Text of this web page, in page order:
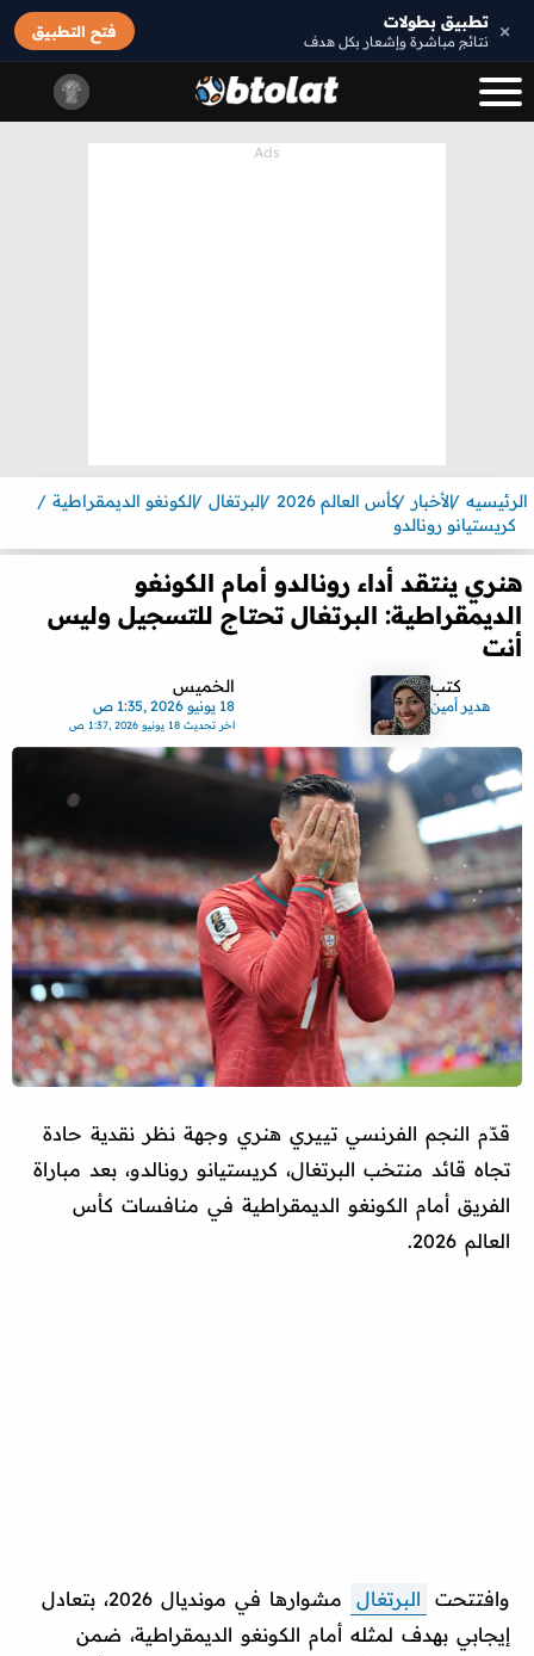
× تطبيق بطولات
نتائج مباشرة وإشعار بكل هدف
فتح التطبيق
الرئيسيه الأخبار كأس العالم 2026 البرتغال الكونغو الديمقراطية
كريستيانو رونالدو
هنري ينتقد أداء رونالدو أمام الكونغو
الديمقراطية: البرتغال تحتاج للتسجيل وليس
أنت
كتب
هدير أمين
الخميس
18 يونيو 2026 ,1:35 ص
اخر تحديث18 يونيو 2026 ,1:37 ص
قدّم النجم الفرنسي تييري هنري وجهة نظر نقدية حادة
تجاه قائد منتخب البرتغال، كريستيانو رونالدو، بعد مباراة
الفريق أمام الكونغو الديمقراطية في منافسات كأس
العالم 2026.
وافتتحت البرتغال
مشوارها في مونديال 2026، بتعادل
إيجابي بهدف لمثله أمام الكونغو الديمقراطية، ضمن